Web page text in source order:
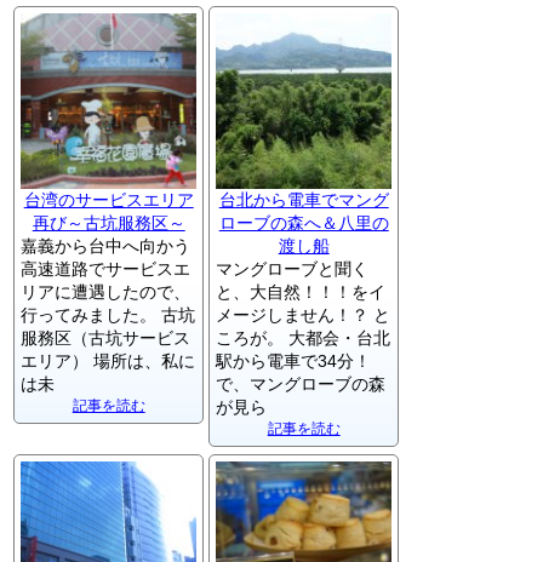
台湾のサービスエリア
再び～古坑服務区～
嘉義から台中へ向かう
高速道路でサービスエ
リアに遭遇したので、
行ってみました。 古坑
服務区（古坑サービス
エリア） 場所は、私に
は未
記事を読む
台北から電車でマング
ローブの森へ＆八里の
渡し船
マングローブと聞く
と、大自然！！！をイ
メージしません！？ と
ころが。 大都会・台北
駅から電車で34分！
で、マングローブの森
が見ら
記事を読む